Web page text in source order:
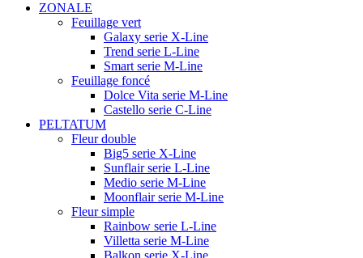
ZONALE
Feuillage vert
Galaxy serie X-Line
Trend serie L-Line
Smart serie M-Line
Feuillage foncé
Dolce Vita serie M-Line
Castello serie C-Line
PELTATUM
Fleur double
Big5 serie X-Line
Sunflair serie L-Line
Medio serie M-Line
Moonflair serie M-Line
Fleur simple
Rainbow serie L-Line
Villetta serie M-Line